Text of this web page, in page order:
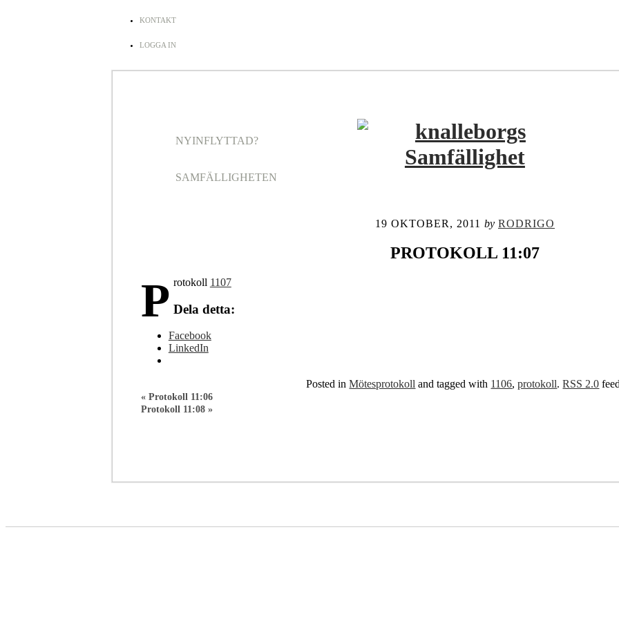
KONTAKT
LOGGA IN
NYINFLYTTAD?
SAMFÄLLIGHETEN
19 OKTOBER, 2011 by RODRIGO
PROTOKOLL 11:07
P rotokoll 1107
Dela detta:
Facebook
LinkedIn
Posted inMötesprotokoll and tagged with 1106,protokoll.RSS 2.0
« Protokoll 11:06
Protokoll 11:08 »